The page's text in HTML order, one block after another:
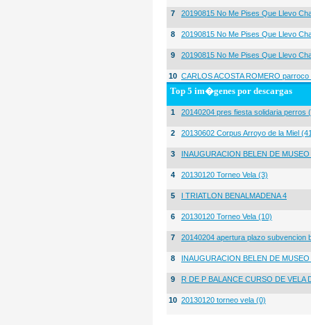
7 20190815 No Me Pises Que Llevo
8 20190815 No Me Pises Que Llevo
9 20190815 No Me Pises Que Llevo
10 CARLOS ACOSTA ROMERO
Top 5 im�genes por descargas
1 20140204 pres fiesta solidaria perros
2 20130602 Corpus Arroyo de la Miel
3 INAUGURACION BELEN DE
4 20130120 Torneo Vela (3)
5 I TRIATLON BENALMADENA 4
6 20130120 Torneo Vela (10)
7 20140204 apertura plazo subvencion
8 INAUGURACION BELEN DE
9 R DE P BALANCE CURSO DE VELA
10 20130120 torneo vela (0)